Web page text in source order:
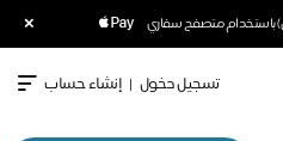
باستخدام متصفح سفاري ×
تسجيل دخول | إنشاء حساب